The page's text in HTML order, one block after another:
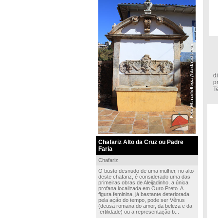
Chafariz Alto da Cruz ou Padre
Faria
Chafariz
O busto desnudo de uma mulher, no alto
deste chafariz, é considerado uma das
primeiras obras de Aleijadinho, a única
profana localizada em Ouro Preto. A
figura feminina, já bastante deteriorada
pela ação do tempo, pode ser Vênus
(deusa romana do amor, da beleza e da
fertilidade) ou a representação b...